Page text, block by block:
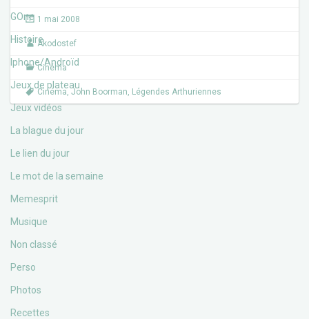
GOne
Histoire
Iphone/Androïd
Jeux de plateau
Jeux vidéos
La blague du jour
Le lien du jour
Le mot de la semaine
Memesprit
Musique
Non classé
Perso
Photos
Recettes
e
b
o
o
k
t
t
r
1 mai 2008
Akodostef
Cinéma
Cinéma, John Boorman, Légendes Arthuriennes